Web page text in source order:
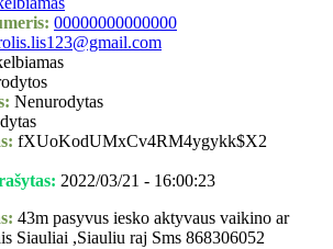
00000000000000
Nenurodytas
fXUoKodUMxCv4RM4ygykk$X2
2022/03/21 - 16:00:23
43m pasyvus iesko aktyvaus vaikino ar
Siauliai ,Siauliu raj Sms 868306052